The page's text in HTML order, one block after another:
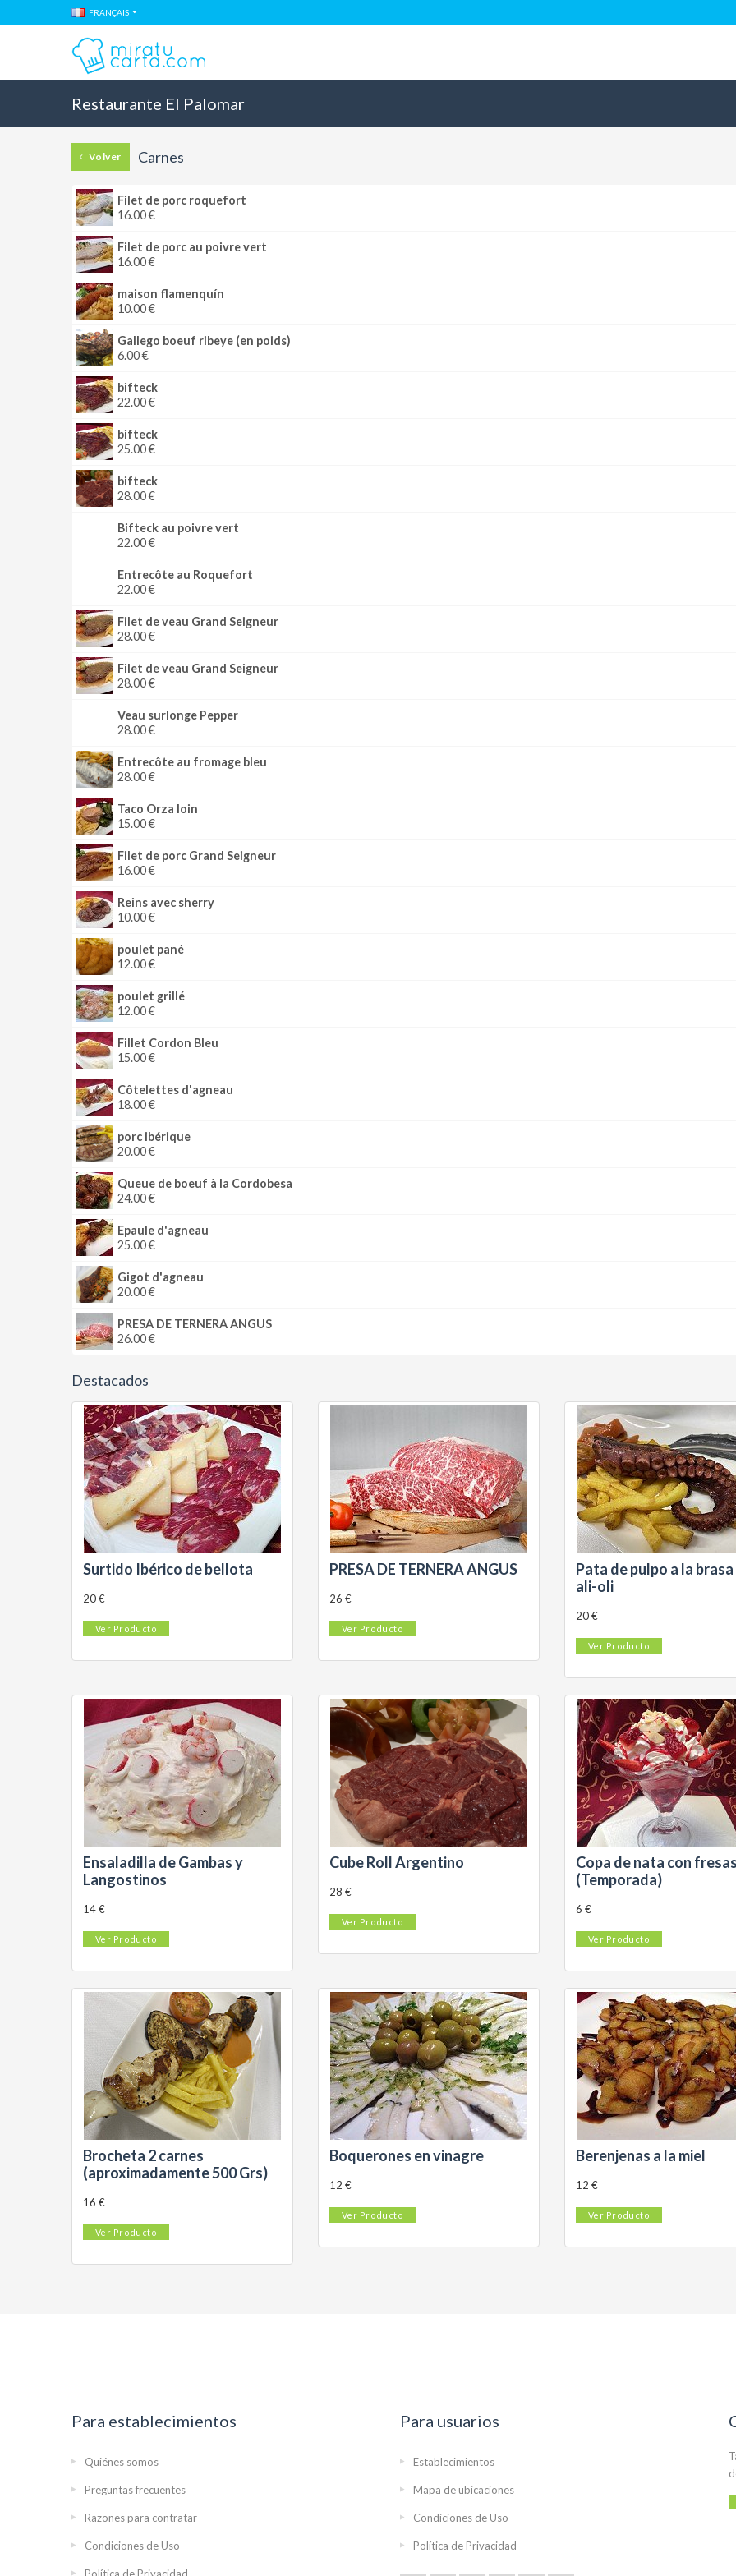
FRANÇAIS
Restaurante El Palomar
Volver Carnes
Filet de porc roquefort
16.00 €
Filet de porc au poivre vert
16.00 €
maison flamenquín
10.00 €
Gallego boeuf ribeye (en poids)
6.00 €
bifteck
22.00 €
bifteck
25.00 €
bifteck
28.00 €
Bifteck au poivre vert
22.00 €
Entrecôte au Roquefort
22.00 €
Filet de veau Grand Seigneur
28.00 €
Filet de veau Grand Seigneur
28.00 €
Veau surlonge Pepper
28.00 €
Entrecôte au fromage bleu
28.00 €
Taco Orza loin
15.00 €
Filet de porc Grand Seigneur
16.00 €
Reins avec sherry
10.00 €
poulet pané
12.00 €
poulet grillé
12.00 €
Fillet Cordon Bleu
15.00 €
Côtelettes d'agneau
18.00 €
porc ibérique
20.00 €
Queue de boeuf à la Cordobesa
24.00 €
Epaule d'agneau
25.00 €
Gigot d'agneau
20.00 €
PRESA DE TERNERA ANGUS
26.00 €
Destacados
Surtido Ibérico de bellota
20 €
Ver Producto
PRESA DE TERNERA ANGUS
26 €
Ver Producto
Pata de pulpo a la
ali-oli
20 €
Ver Producto
Ensaladilla de Gambas y
Langostinos
14 €
Ver Producto
Cube Roll Argentino
28 €
Ver Producto
Copa de nata con
(Temporada)
6 €
Ver Producto
Brocheta 2 carnes
(aproximadamente 500 Grs)
16 €
Ver Producto
Boquerones en vinagre
12 €
Ver Producto
Berenjenas a la miel
12 €
Ver Producto
Para establecimientos
Quiénes somos
Preguntas frecuentes
Razones para contratar
Condiciones de Uso
Para usuarios
Establecimientos
Mapa de ubicaciones
Condiciones de Uso
Política de Privacidad